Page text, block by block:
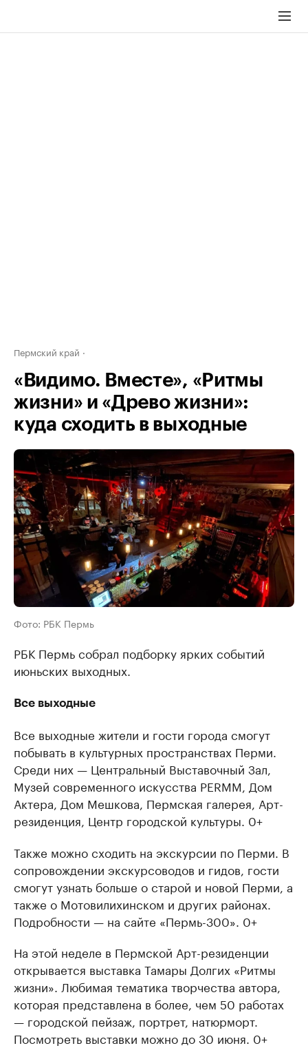
Пермский край
«Видимо. Вместе», «Ритмы
жизни» и «Древо жизни»:
куда сходить в выходные
Фото: РБК Пермь
РБК Пермь собрал подборку ярких событий
июньских выходных.
Все выходные
Все выходные жители и гости города смогут
побывать в культурных пространствах Перми.
Среди них — Центральный Выставочный Зал,
Музей современного искусства PERMM, Дом
Актера, Дом Мешкова, Пермская галерея, Арт-
резиденция, Центр городской культуры. 0+
Также можно сходить на экскурсии по Перми. В
сопровождении экскурсоводов и гидов, гости
смогут узнать больше о старой и новой Перми, а
также о Мотовилихинском и других районах.
Подробности — на сайте «Пермь-300». 0+
На этой неделе в Пермской Арт-резиденции
открывается выставка Тамары Долгих «Ритмы
жизни». Любимая тематика творчества автора,
которая представлена в более, чем 50 работах
— городской пейзаж, портрет, натюрморт.
Посмотреть выставки можно до 30 июня. 0+